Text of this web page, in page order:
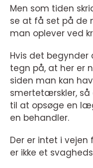
Men som tiden
se at få set på de
man oplever ved
Hvis det
tegn på, at her er
siden man kan
smertetærskler, så
til at opsøge en
en behandler.
Der er intet i
er ikke et